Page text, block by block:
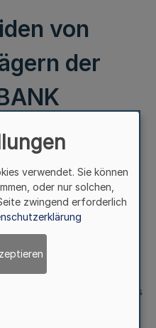
von
der
der NRW.BANK
2011
5 des Gesetzes über die
) - Artikel 1 des
Landesbank Nordrhein-
Nordrhein-Westfalen
verwendet. Sie können
oder nur solchen,
zwingend erforderlich